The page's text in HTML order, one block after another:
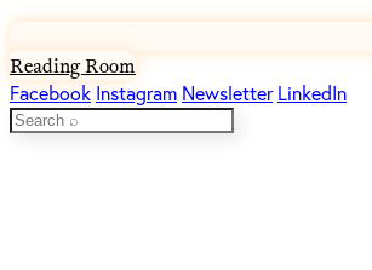
Reading Room
Facebook Instagram Newsletter LinkedIn